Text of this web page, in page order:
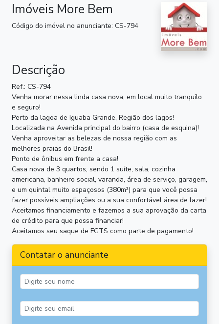
Imóveis More Bem
Código do imóvel no anunciante: CS-794
Descrição
Ref.: CS-794
Venha morar nessa linda casa nova, em local muito tranquilo
e seguro!
Perto da lagoa de Iguaba Grande, Região dos lagos!
Localizada na Avenida principal do bairro (casa de esquina)!
Venha aproveitar as belezas de nossa região com as
melhores praias do Brasil!
Ponto de ônibus em frente a casa!
Casa nova de 3 quartos, sendo 1 suíte, sala, cozinha
americana, banheiro social, varanda, área de serviço, garagem,
e um quintal muito espaçosos (380m²) para que você possa
fazer possíveis ampliações ou a sua confortável área de lazer!
Aceitamos financiamento e fazemos a sua aprovação da carta
de crédito para que possa financiar!
Aceitamos seu saque de FGTS como parte de pagamento!
Contatar o anunciante